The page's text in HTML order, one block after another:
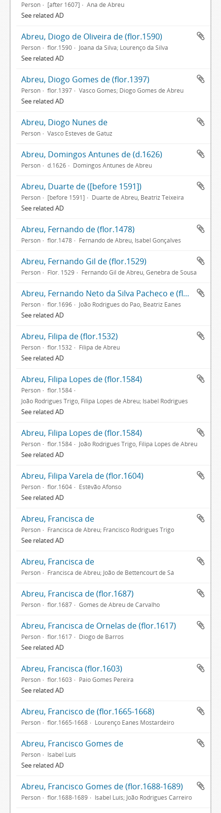
Person [after 1607] Ana de Abreu
See related AD
Abreu, Diogo de Oliveira de (flor.1590)
Person flor.1590 Joana da Silva; Lourenço da Silva
See related AD
Abreu, Diogo Gomes de (flor.1397)
Person flor.1397 Vasco Gomes; Diogo Gomes de Abreu
See related AD
Abreu, Diogo Nunes de
Person Vasco Esteves de Gatuz
Abreu, Domingos Antunes de (d.1626)
Person d.1626 Domingos Antunes de Abreu
Abreu, Duarte de ([before 1591])
Person [before 1591] Duarte de Abreu, Beatriz Teixeira
See related AD
Abreu, Fernando de (flor.1478)
Person flor.1478 Fernando de Abreu, Isabel Gonçalves
Abreu, Fernando Gil de (flor.1529)
Person Flor. 1529 Fernando Gil de Abreu, Genebra de Sousa
Abreu, Fernando Neto da Silva Pacheco e (flor.1696)
Person flor.1696 João Rodrigues do Pao, Beatriz Eanes
See related AD
Abreu, Filipa de (flor.1532)
Person flor.1532 Filipa de Abreu
See related AD
Abreu, Filipa Lopes de (flor.1584)
Person
flor.1584
João Rodrigues Trigo, Filipa Lopes de Abreu; Isabel Rodrigues
See related AD
Abreu, Filipa Lopes de (flor.1584)
Person flor.1584 João Rodrigues Trigo, Filipa Lopes de Abreu
See related AD
Abreu, Filipa Varela de (flor.1604)
Person flor.1604 Estêvão Afonso
See related AD
Abreu, Francisca de
Person Francisca de Abreu; Francisco Rodrigues Trigo
See related AD
Abreu, Francisca de
Person Francisca de Abreu; João de Bettencourt de Sá
Abreu, Francisca de (flor.1687)
Person flor.1687 Gomes de Abreu de Carvalho
Abreu, Francisca de Ornelas de (flor.1617)
Person flor.1617 Diogo de Barros
See related AD
Abreu, Francisca (flor.1603)
Person flor.1603 Paio Gomes Pereira
See related AD
Abreu, Francisco de (flor.1665-1668)
Person flor.1665-1668 Lourenço Eanes Mostardeiro
Abreu, Francisco Gomes de
Person Isabel Luís
See related AD
Abreu, Francisco Gomes de (flor.1688-1689)
Person flor.1688-1689 Isabel Luís; João Rodrigues Carreiro